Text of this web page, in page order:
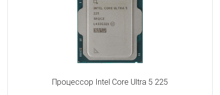
Процессор Intel Core Ultra 5 225